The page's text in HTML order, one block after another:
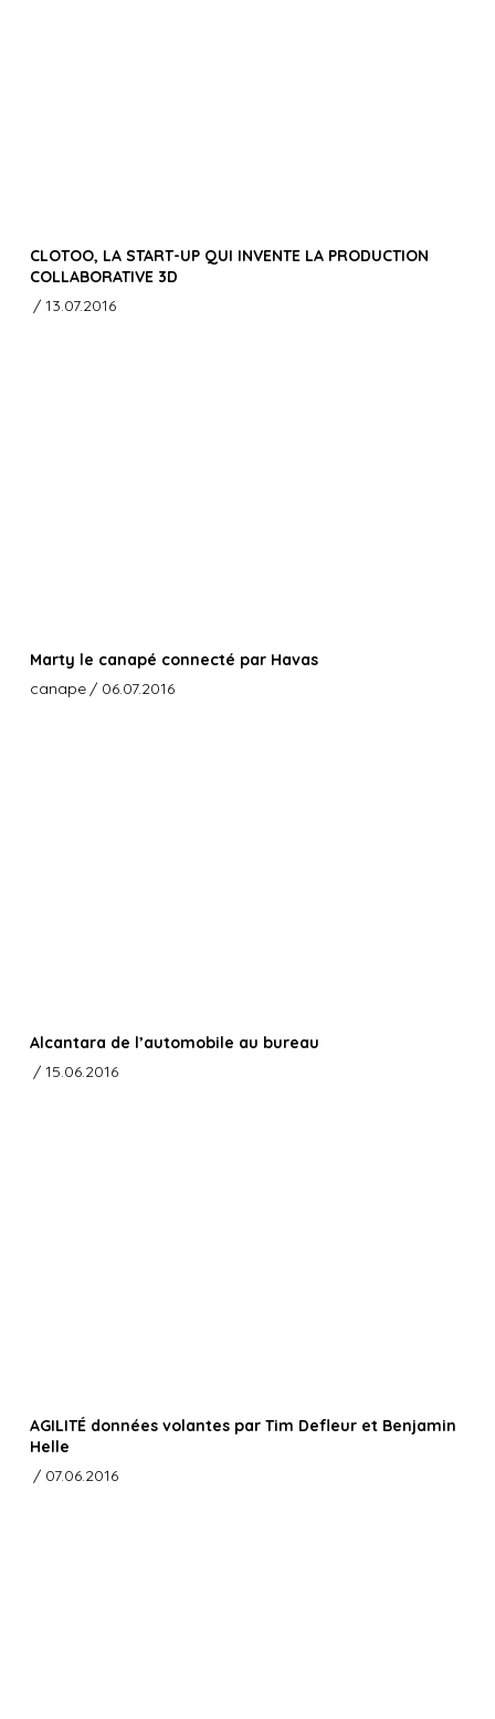
CLOTOO, LA START-UP QUI INVENTE LA PRODUCTION
COLLABORATIVE 3D
/ 13.07.2016
Marty le canapé connecté par Havas
canape / 06.07.2016
Alcantara de l’automobile au bureau
/ 15.06.2016
AGILITÉ données volantes par Tim Defleur et Benjamin
Helle
/ 07.06.2016